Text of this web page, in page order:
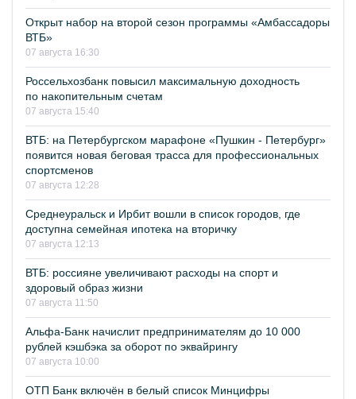
Открыт набор на второй сезон программы «Амбассадоры
ВТБ»
07 августа 16:30
Россельхозбанк повысил максимальную доходность
по накопительным счетам
07 августа 15:40
ВТБ: на Петербургском марафоне «Пушкин - Петербург»
появится новая беговая трасса для профессиональных
спортсменов
07 августа 12:28
Среднеуральск и Ирбит вошли в список городов, где
доступна семейная ипотека на вторичку
07 августа 12:13
ВТБ: россияне увеличивают расходы на спорт и
здоровый образ жизни
07 августа 11:50
Альфа-Банк начислит предпринимателям до 10 000
рублей кэшбэка за оборот по эквайрингу
07 августа 10:00
ОТП Банк включён в белый список Минцифры